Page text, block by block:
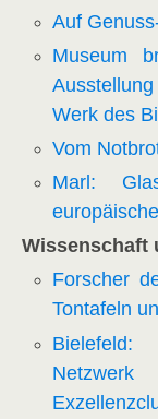
Auf
Museum
Werk des
Vom
Marl:
Wissenschaft
Forscher
Tontafeln